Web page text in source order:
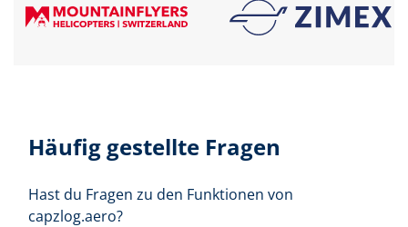
Häufig gestellte Fragen
Hast du Fragen zu den Funktionen von
capzlog.aero?